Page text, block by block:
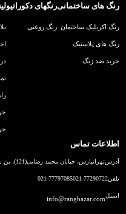
رنگ های ساختمانی
رنگ اکریلیک ساختمان
رنگ های پلاستیک
خرید ضد زنگ
رنگهای دکوراتیو
رنگ روغنی
اطلاعات تماس
آدرستهرانپارس، خیابان محمد رضایی(121)، بن بست 148 شرقی
تلفن021-77290722
021-77797085
ایمیلinfo@rangbazar.com